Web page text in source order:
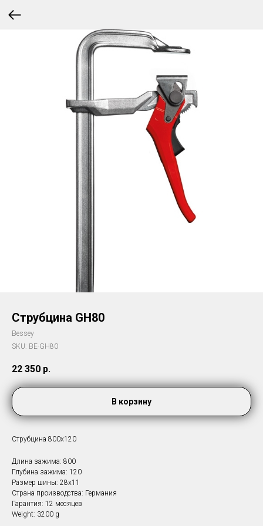
Струбцина GH80
Bessey
SKU: BE-GH80
22 350 р.
В корзину
Струбцина 800х120
Длина зажима: 800
Глубина зажима: 120
Размер шины: 28х11
Страна производства: Германия
Гарантия: 12 месяцев
Weight: 3200 g